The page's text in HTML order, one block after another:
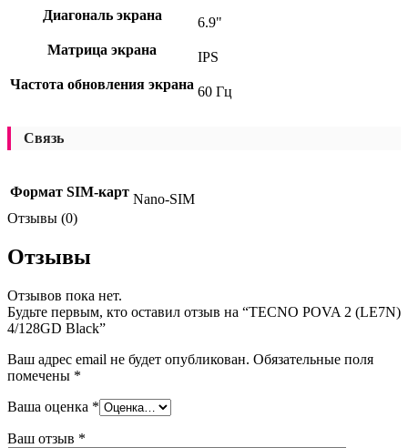
Диагональ экрана
6.9"
Матрица экрана
IPS
Частота обновления экрана 60 Гц
Связь
Формат SIM-карт Nano-SIM
Отзывы (0)
Отзывы
Отзывов пока нет.
Будьте первым, кто оставил отзыв на “TECNO POVA 2 (LE7N)
4/128GD Black”
Ваш адрес email не будет опубликован. Обязательные поля
помечены *
Ваша оценка *
Ваш отзыв *